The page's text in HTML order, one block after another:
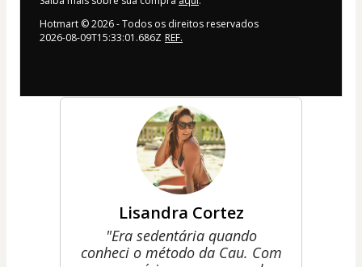
Hotmart ©2026- Todos os direitos reservados
2026-08-09T15:33:01.686Z REF.
Lisandra Cortez
"Era sedentária quando
conheci o método da Cau. Com